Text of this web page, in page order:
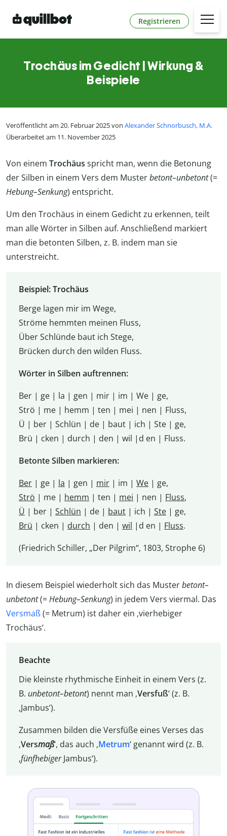
Registrieren
Trochäus im Gedicht | Wirkung &
Beispiele
Veröffentlicht am 20. Februar 2025 von Alexander Schnorbusch, M.A.
Überarbeitet am 11. November 2025
Von einem Trochäus spricht man, wenn die Betonung
der Silben in einem Vers dem Musterbetont–unbetont(=
Hebung–Senkung) entspricht.
Um den Trochäus in einem Gedicht zu erkennen, teilt
man alle Wörter in Silben auf. Anschließend markiert
man die betonten Silben, z. B. indem man sie
unterstreicht.
Beispiel: Trochäus
Berge lagen mir im Wege,
Ströme hemmten meinen Fluss,
Über Schlünde baut ich Stege,
Brücken durch den wilden Fluss.
Wörter in Silben auftrennen:
Ber | ge | la | gen | mir | im | We | ge,
Strö | me | hemm | ten | mei | nen | Fluss,
Ü | ber | Schlün | de | baut | ich | Ste | ge,
Brü | cken | durch | den | wil |d en | Fluss.
Betonte Silben markieren:
Ber| ge | la | gen | mir| im | We| ge,
Strö | me | hemm | ten | mei | nen | Fluss,
Ü | ber | Schlün | de | baut| ich | Ste| ge,
Brü | cken | durch | den | wil |d en | Fluss.
(Friedrich Schiller, „Der Pilgrim“, 1803, Strophe 6)
In diesem Beispiel wiederholt sich das Musterbetont–
unbetont(=Hebung–Senkung) in jedem Vers viermal. Das
Versmaß(= Metrum) ist daher ein ‚vierhebiger
Trochäus‘.
Beachte
Die kleinste rhythmische Einheit in einem Vers (z.
B. unbetont–betont) nennt man ‚Versfuß‘ (z. B.
‚Jambus‘).
Zusammen bilden die Versfüße eines Verses das
‚Versmaß‘, das auch ‚Metrum‘ genannt wird (z. B.
‚fünfhebigerJambus‘).